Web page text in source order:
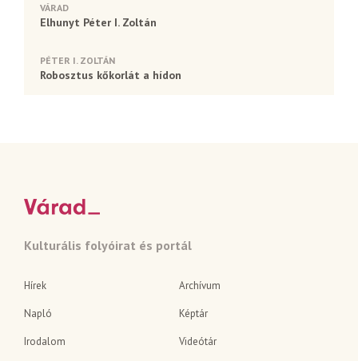
VÁRAD
Elhunyt Péter I. Zoltán
PÉTER I. ZOLTÁN
Robosztus kőkorlát a hídon
Kulturális folyóirat és portál
Hírek
Napló
Irodalom
Archívum
Képtár
Videótár